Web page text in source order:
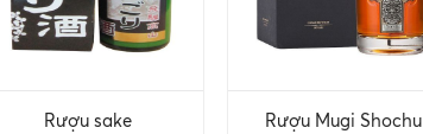
Rượu sake Rượu Mugi Shochu